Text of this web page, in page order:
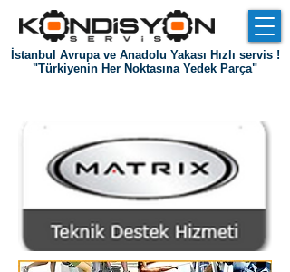
İstanbul Avrupa ve Anadolu Yakası Hızlı servis !
"Türkiyenin Her Noktasına Yedek Parça"